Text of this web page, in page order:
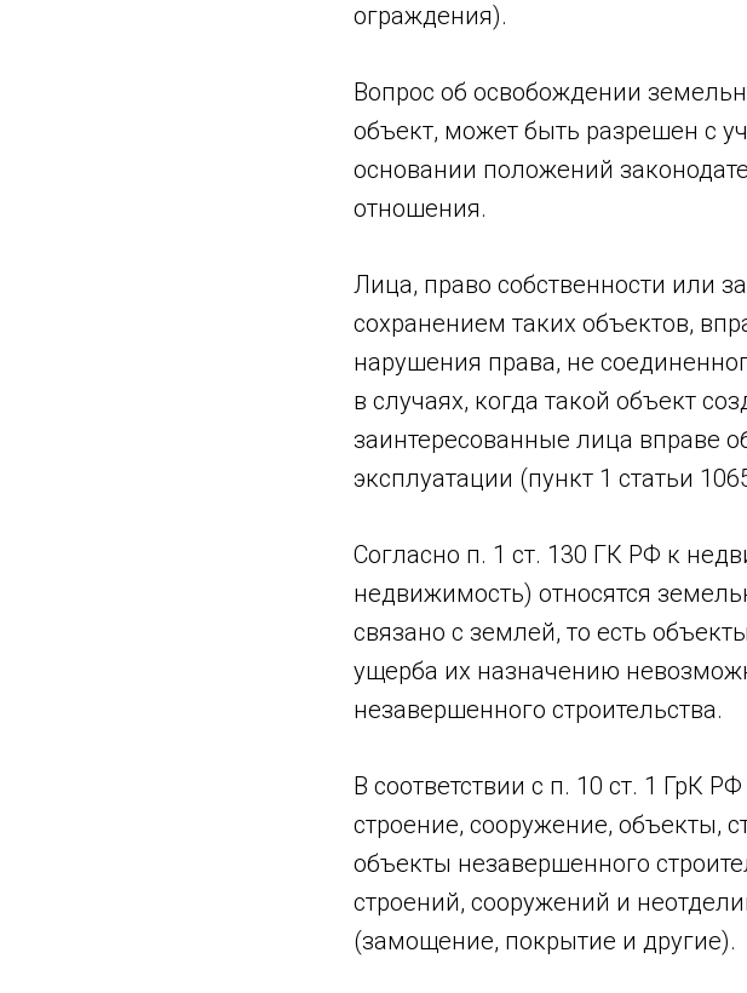
ограждения).
Вопрос об освобождении
объект, может быть разрешен с
основании положений
отношения.
Лица, право собственности или
сохранением таких объектов,
нарушения права, не
в случаях, когда такой объект
заинтересованные лица вправе
эксплуатации (пункт 1 статьи
Согласно п. 1 ст. 130 ГК РФ к
недвижимость) относятся
связано с землей, то есть
ущерба их назначению
незавершенного строительства.
В соответствии с п. 10 ст. 1 ГрК
строение, сооружение, объекты,
объекты незавершенного
строений, сооружений и
(замощение, покрытие и другие).